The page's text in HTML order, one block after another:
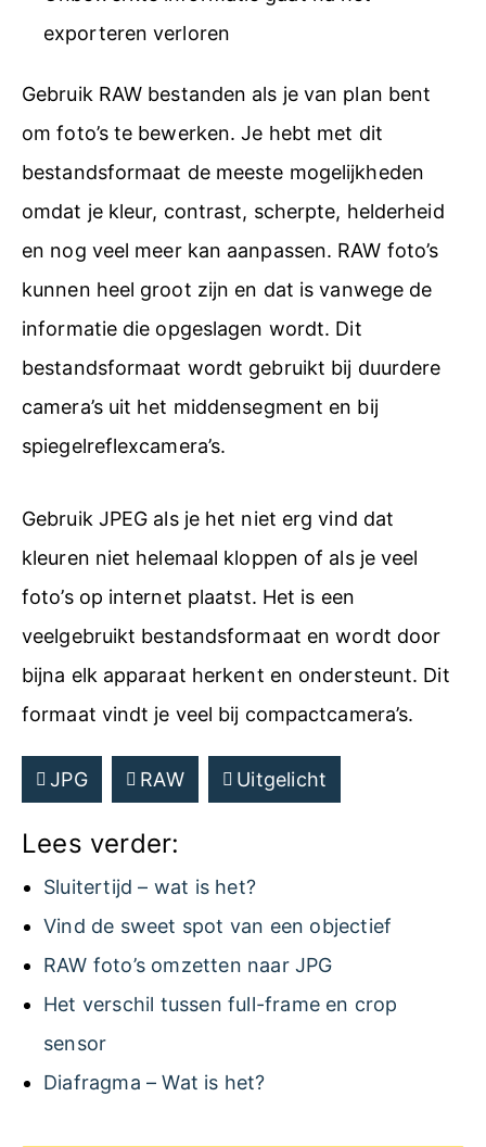
exporteren verloren
Gebruik RAW bestanden als je van plan bent
om foto’s te bewerken. Je hebt met dit
bestandsformaat de meeste mogelijkheden
omdat je kleur, contrast, scherpte, helderheid
en nog veel meer kan aanpassen. RAW foto’s
kunnen heel groot zijn en dat is vanwege de
informatie die opgeslagen wordt. Dit
bestandsformaat wordt gebruikt bij duurdere
camera’s uit het middensegment en bij
spiegelreflexcamera’s.
Gebruik JPEG als je het niet erg vind dat
kleuren niet helemaal kloppen of als je veel
foto’s op internet plaatst. Het is een
veelgebruikt bestandsformaat en wordt door
bijna elk apparaat herkent en ondersteunt. Dit
formaat vindt je veel bij compactcamera’s.
JPG RAW Uitgelicht
Lees verder:
Sluitertijd – wat is het?
Vind de sweet spot van een objectief
RAW foto’s omzetten naar JPG
Het verschil tussen full-frame en crop
sensor
Diafragma – Wat is het?